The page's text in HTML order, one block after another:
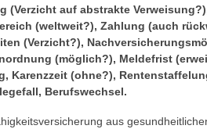
(Verzicht auf abstrakte
(weltweit?), Zahlung (auch
(Verzicht?),
(möglich?), Meldefrist
Karenzzeit (ohne?),
Berufswechsel.
aus